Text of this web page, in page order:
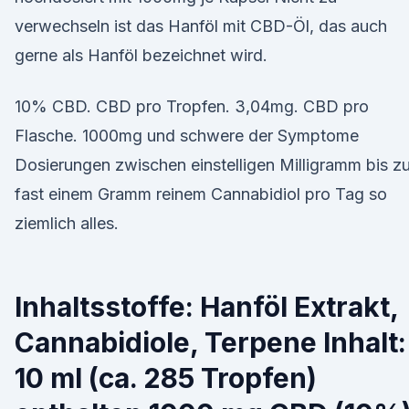
verwechseln ist das Hanföl mit CBD-Öl, das auch
gerne als Hanföl bezeichnet wird.
10% CBD. CBD pro Tropfen. 3,04mg. CBD pro
Flasche. 1000mg und schwere der Symptome
Dosierungen zwischen einstelligen Milligramm bis
fast einem Gramm reinem Cannabidiol pro Tag so
ziemlich alles.
Inhaltsstoffe: Hanföl Extrakt,
Cannabidiole, Terpene Inhalt:
10 ml (ca. 285 Tropfen)